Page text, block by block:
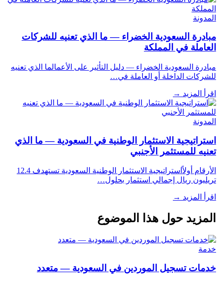
المدونة
مبادرة السعودية الخضراء — ما الذي تعنيه للشركات
العاملة في المملكة
مبادرة السعودية الخضراء — دليل التأثير على الأعمالما الذي تعنيه
للشركات الداخلة أو العاملة في…
اقرأ المزيد →
المدونة
استراتيجية الاستثمار الوطنية في السعودية — ما الذي
تعنيه للمستثمر الأجنبي
الأرقام أولاًاستراتيجية الاستثمار الوطنية السعودية تستهدف 12.4
تريليون ريال إجمالي استثمار بحلول…
اقرأ المزيد →
المزيد حول هذا الموضوع
خدمة
خدمات تسجيل الموردين في السعودية — متعدد